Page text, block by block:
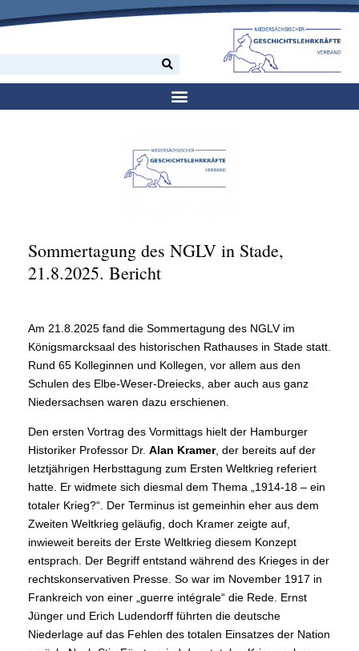
Sommertagung des NGLV in Stade,
21.8.2025. Bericht
Am 21.8.2025 fand die Sommertagung des NGLV im
Königsmarcksaal des historischen Rathauses in Stade statt.
Rund 65 Kolleginnen und Kollegen, vor allem aus den
Schulen des Elbe-Weser-Dreiecks, aber auch aus ganz
Niedersachsen waren dazu erschienen.
Den ersten Vortrag des Vormittags hielt der Hamburger
Historiker Professor Dr. Alan Kramer, der bereits auf der
letztjährigen Herbsttagung zum Ersten Weltkrieg referiert
hatte. Er widmete sich diesmal dem Thema „1914-18 – ein
totaler Krieg?“. Der Terminus ist gemeinhin eher aus dem
Zweiten Weltkrieg geläufig, doch Kramer zeigte auf,
inwieweit bereits der Erste Weltkrieg diesem Konzept
entsprach. Der Begriff entstand während des Krieges in der
rechtskonservativen Presse. So war im November 1917 in
Frankreich von einer „guerre intégrale“ die Rede. Ernst
Jünger und Erich Ludendorff führten die deutsche
Niederlage auf das Fehlen des totalen Einsatzes der Nation